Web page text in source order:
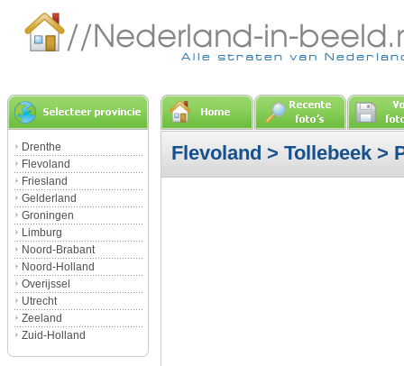
Drenthe
Flevoland
Friesland
Gelderland
Groningen
Limburg
Noord-Brabant
Noord-Holland
Overijssel
Utrecht
Zeeland
Zuid-Holland
Flevoland > Tollebeek >